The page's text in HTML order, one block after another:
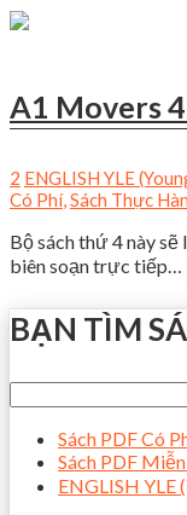
A1 Movers
2 ENGLISH YLE
Có Phí,Sách Thực
Bộ sách thứ 4 này
biên soạn trực tiếp…
BẠN TÌM
Sách PDF Có
Sách PDF
ENGLISH YLE